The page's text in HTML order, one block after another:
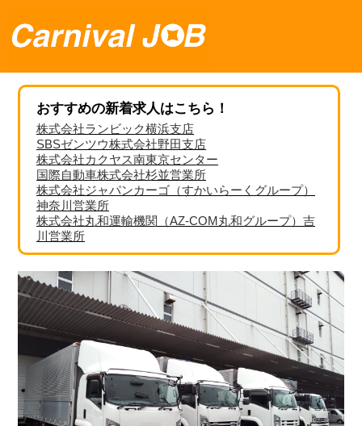
おすすめの新着求人はこちら！
株式会社ランビック横浜支店
SBSゼンツウ株式会社野田支店
株式会社カクヤス南東京センター
国際自動車株式会社杉並営業所
株式会社ジャパンカーゴ（すかいらーくグループ）
神奈川営業所
株式会社丸和運輸機関（AZ-COM丸和グループ）吉
川営業所